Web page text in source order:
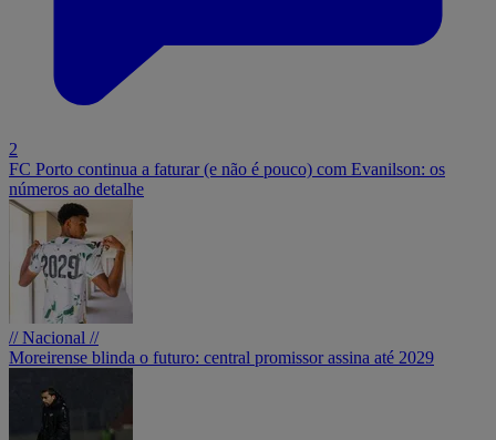
2
FC Porto continua a faturar (e não é pouco) com Evanilson: os
números ao detalhe
// Nacional //
Moreirense blinda o futuro: central promissor assina até 2029